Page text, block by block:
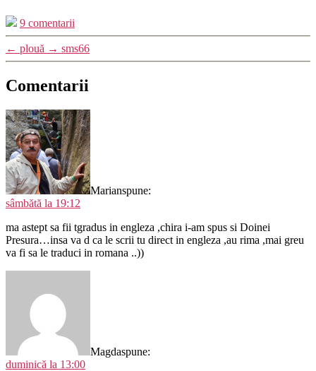
9 comentarii
← plouă → sms66
Comentarii
Marianspune:
sâmbătă la 19:12
ma astept sa fii tgradus in engleza ,chira i-am spus si Doinei
Presura…insa va d ca le scrii tu direct in engleza ,au rima ,mai greu
va fi sa le traduci in romana ..))
Magdaspune:
duminică la 13:00